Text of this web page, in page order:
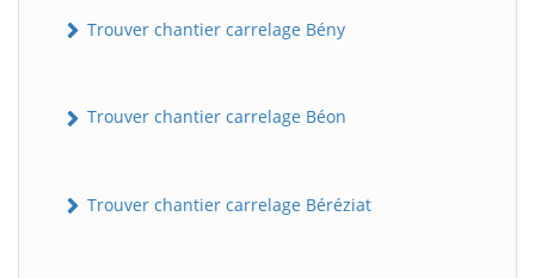
Trouver chantier carrelage Bény
Trouver chantier carrelage Béon
Trouver chantier carrelage Béréziat